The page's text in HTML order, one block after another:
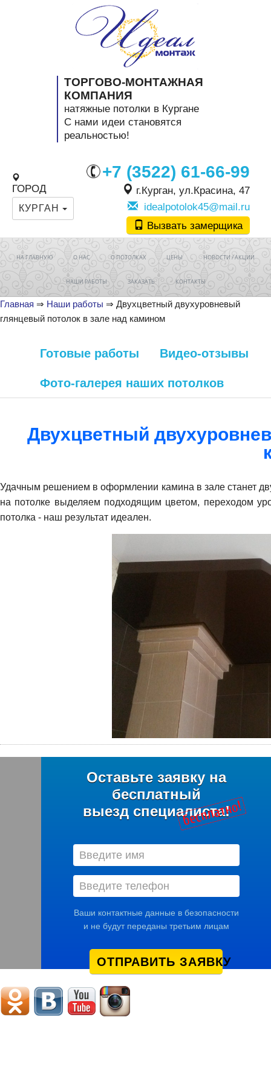
ТОРГОВО-МОНТАЖНАЯ
КОМПАНИЯ
натяжные потолки в Кургане
C нами идеи становятся
реальностью!
ГОРОД
КУРГАН
+7 (3522) 61-66-99
г.Курган, ул.Красина, 47
idealpotolok45@mail.ru
Вызвать замерщика
НА ГЛАВНУЮ О НАС О ПОТОЛКАХ ЦЕНЫ НОВОСТИ / АКЦИИ
НАШИ РАБОТЫ ЗАКАЗАТЬ КОНТАКТЫ
Главная ⇒ Наши работы ⇒ Двухцветный двухуровневый
глянцевый потолок в зале над камином
Готовые работы Видео-отзывы
Фото-галерея наших потолков
Двухцветный
Удачным решением в оформлении камина в зале станет
на потолке выделяем подходящим цветом, переходом
потолка - наш результат идеален.
Оставьте заявку на
бесплатный
выезд специалиста!
Ваши контактные данные в безопасности
и не будут переданы третьим лицам
ОТПРАВИТЬ ЗАЯВКУ